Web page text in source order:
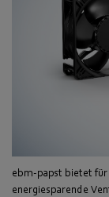
ebm-papst bietet für
energiesparende